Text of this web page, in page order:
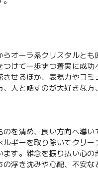
オーラ系クリスタルと
けて一歩ずつ着実に成功
せるほか、表現力やコミ
人と話すのが大好きな方
を清め、良い方向へ導
ギーを取り除いてクリー
す。雑念を振り払い心の
浮き沈みや心配、不安な